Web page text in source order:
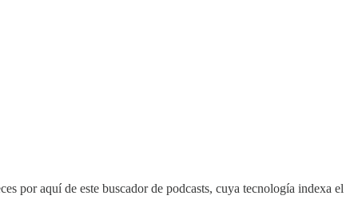
por aquí de este buscador de podcasts, cuya tecnología indexa el